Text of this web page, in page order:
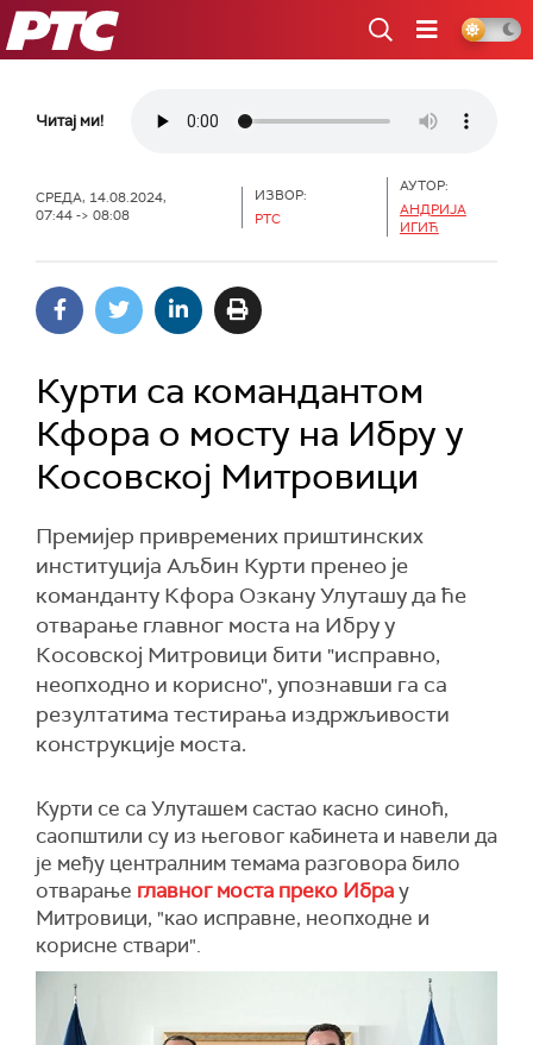
РТС
Читај ми!
СРЕДА, 14.08.2024,
07:44 -> 08:08
ИЗВОР:
РТС
АУТОР:
АНДРИЈА
ИГИЋ
Курти са командантом
Кфора о мосту на Ибру у
Косовској Митровици
Премијер привремених приштинских
институција Аљбин Курти пренео је
команданту Кфора Озкану Улуташу да ће
отварање главног моста на Ибру у
Косовској Митровици бити "исправно,
неопходно и корисно", упознавши га са
резултатима тестирања издржљивости
конструкције моста.
Курти се са Улуташем састао касно синоћ,
саопштили су из његовог кабинета и навели да
је међу централним темама разговора било
отварање главног моста преко Ибрау
Митровици, "као исправне, неопходне и
корисне ствари".